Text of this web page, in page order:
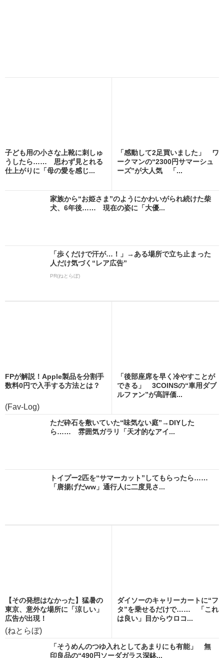
子ども用の小さな上靴に刺しゅ
うしたら…… 思わず見とれる
仕上がりに「母の愛を感じ...
「感動して2足買いました」 ワ
ークマンの“2300円サマーシュ
ーズ”が大人気 「...
家族から“お姫さま”のようにかわいがられ続けた柴
犬、6年後…… 現在の姿に「大優...
「歩くだけで汗が…！」→ある場所で立ち止まった
人だけ気づく“レア広告”
PR(ねとらぼ)
FPが解説！Apple製品を分割手
数料0円で入手する方法とは？
(Fav-Log)
「後部座席を早く冷やすことが
できる」 3COINSの“車用ダブ
ルファン”が高評価...
ただ砕石を敷いていた“味気ない庭”→DIYした
ら…… 雰囲気ガラリ「天才的なアイ...
トイプー2匹を“サマーカット”してもらったら……
「唐揚げだww」通行人に二度見さ...
【その発想はなかった】猛暑の
東京、意外な場所に「涼しい」
広告が出現！
(ねとらぼ)
ダイソーのキャリーカートに“フ
タ”を乗せるだけで…… 「これ
は良い」目からウロコ...
「そうめんのつゆ入れとしてあまりにも有能」 無
印良品の“490円ソーダガラス深鉢...